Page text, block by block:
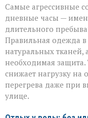
Самые агрессивные
дневные часы —
длительного
Правильная одежда в
натуральных тканей,
необходимая
снижает нагрузку на
перегрева даже при
улице.